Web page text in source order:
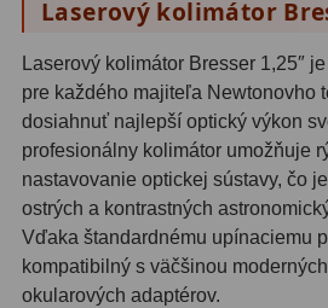
ED a Flat Field12
S mriežkou6
Ostatné 30
Barlow65
Laserový kolimátor
Laserový kolimátor Bresser 1,25″
pre každého majiteľa Newtonovho
dosiahnuť najlepší optický výkon
profesionálny kolimátor umožňuje
nastavovanie optickej sústavy, čo
ostrých a kontrastných
Vďaka štandardnému upínaciemu
kompatibilný s väčšinou
okularových adaptérov.